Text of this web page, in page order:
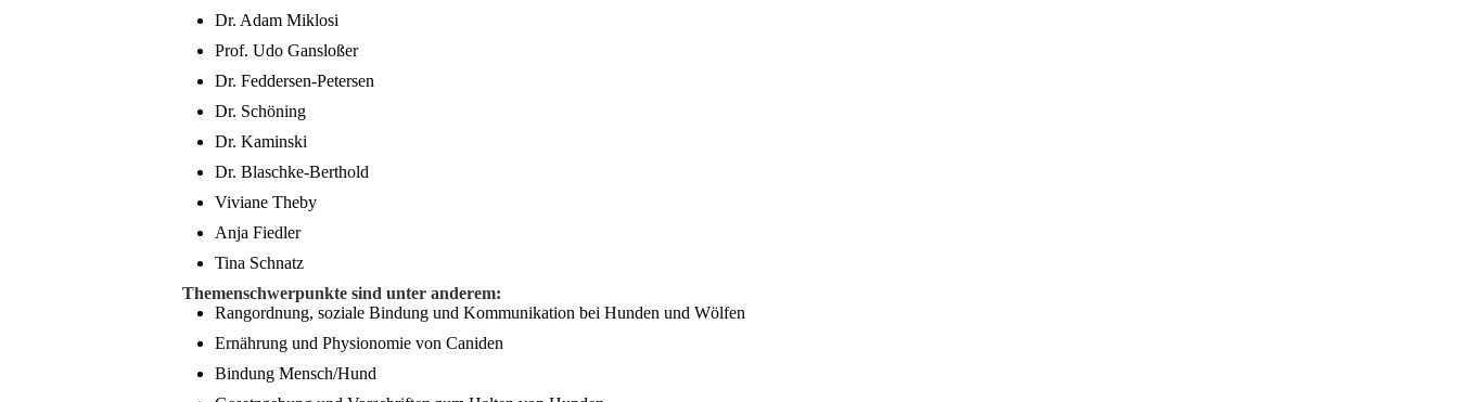
Dr. Adam Miklosi
Prof. Udo Gansloßer
Dr. Feddersen-Petersen
Dr. Schöning
Dr. Kaminski
Dr. Blaschke-Berthold
Viviane Theby
Anja Fiedler
Tina Schnatz
Themenschwerpunkte sind unter anderem:
Rangordnung, soziale Bindung und Kommunikation bei Hunden und Wölfen
Ernährung und Physionomie von Caniden
Bindung Mensch/Hund